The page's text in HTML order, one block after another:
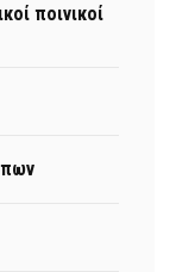
ποινικοί